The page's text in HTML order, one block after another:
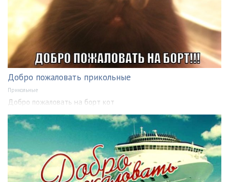
Добро пожаловать прикольные
Прикольные
Добро пожаловать на борт кот